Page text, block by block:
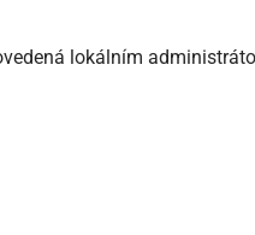
lokálním